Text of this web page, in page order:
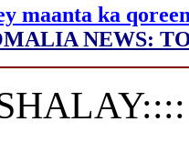
maanta ka
NEWS: